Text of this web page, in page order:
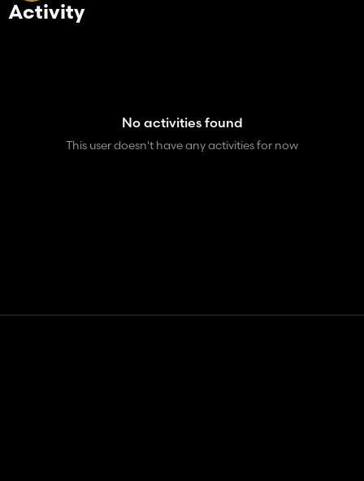
Activity
No activities found
This user doesn't have any activities for now